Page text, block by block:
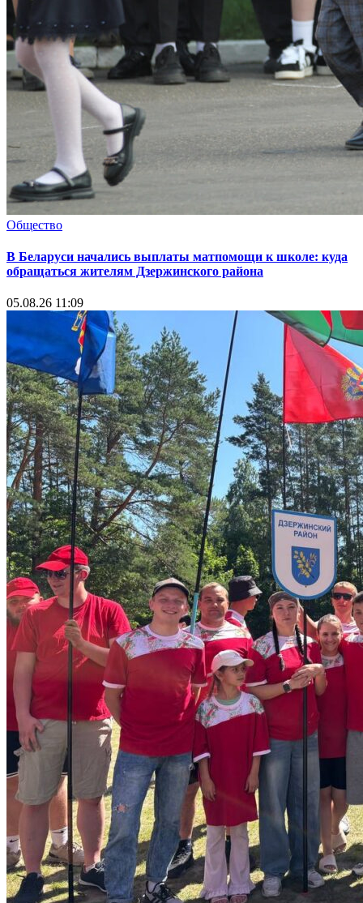
Общество
В Беларуси начались выплаты матпомощи к школе: куда
обращаться жителям Дзержинского района
05.08.26 11:09